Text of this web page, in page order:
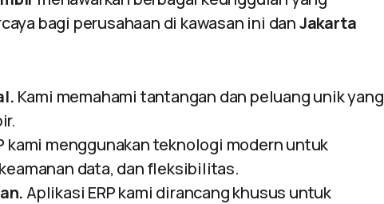
bagi perusahaan di kawasan ini danJakarta
Kami memahami tantangan dan peluang unik yang
kami menggunakan teknologi modern untuk
data, dan fleksibilitas.
Aplikasi ERP kami dirancang khusus untuk